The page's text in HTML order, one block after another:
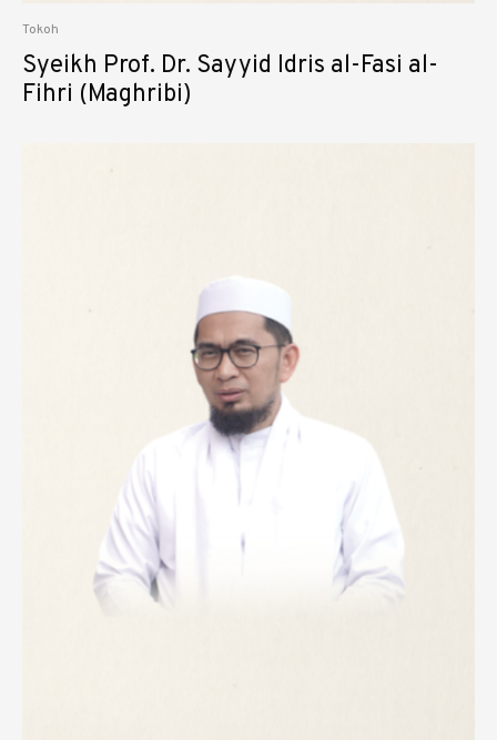
Tokoh
Syeikh Prof. Dr. Sayyid Idris al-Fasi al-
Fihri (Maghribi)